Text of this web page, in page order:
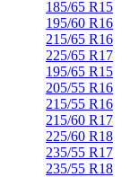
185/65 R15
195/60 R16
215/65 R16
225/65 R17
195/65 R15
205/55 R16
215/55 R16
215/60 R17
225/60 R18
235/55 R17
235/55 R18